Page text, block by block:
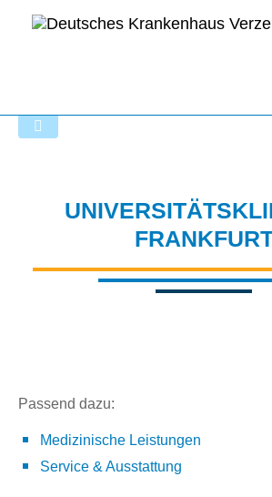
Passend dazu:
Medizinische Leistungen
Service & Ausstattung